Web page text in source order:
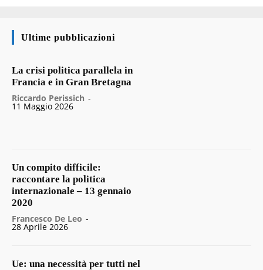
Ultime pubblicazioni
La crisi politica parallela in
Francia e in Gran Bretagna
Riccardo Perissich -
11 Maggio 2026
Un compito difficile:
raccontare la politica
internazionale – 13 gennaio
2020
Francesco De Leo -
28 Aprile 2026
Ue: una necessità per tutti nel